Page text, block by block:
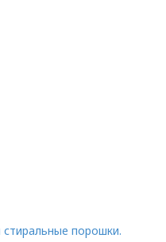
порошки.